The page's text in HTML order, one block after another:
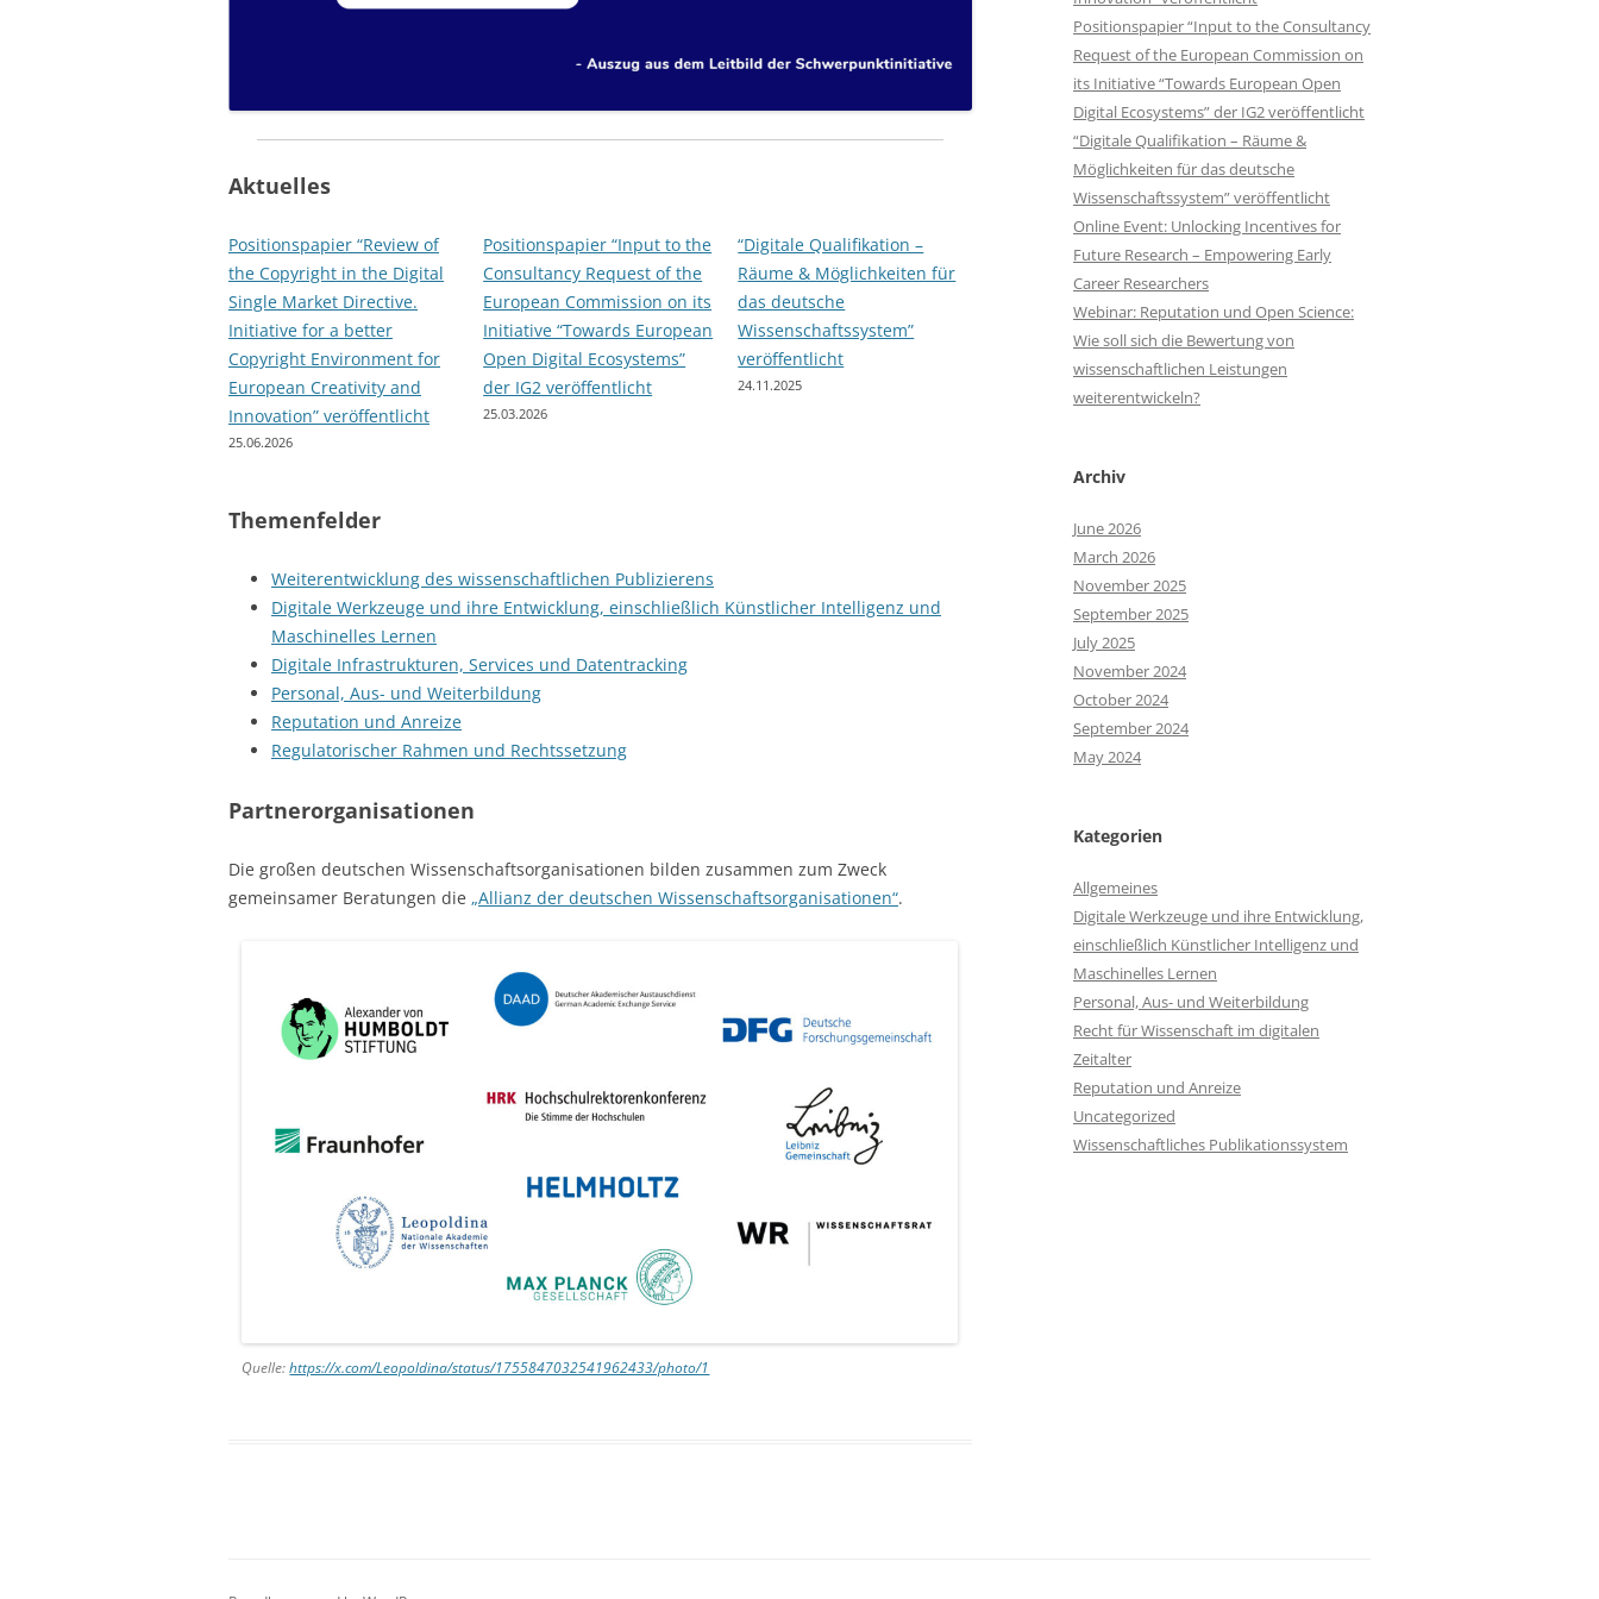
WEITERBILDUNG
Aktuelles
Positionspapier “Review of
the Copyright in the Digital
Single Market Directive.
Initiative for a better
Copyright Environment for
European Creativity and
Innovation” veröffentlicht
25.06.2026
Positionspapier “Input to the
Consultancy Request of the
European Commission on its
Initiative “Towards European
Open Digital Ecosystems”
der IG2 veröffentlicht
25.03.2026
“Digitale Qualifikation –
Räume & Möglichkeiten für
das deutsche
Wissenschaftssystem”
veröffentlicht
24.11.2025
Themenfelder
Weiterentwicklung des wissenschaftlichen Publizierens
Digitale Werkzeuge und ihre Entwicklung, einschließlich Künstlicher Intelligenz und
Maschinelles Lernen
Digitale Infrastrukturen, Services und Datentracking
Personal, Aus- und Weiterbildung
Reputation und Anreize
Regulatorischer Rahmen und Rechtssetzung
Partnerorganisationen
Die großen deutschen Wissenschaftsorganisationen bilden zusammen zum Zweck
gemeinsamer Beratungen die „Allianz der deutschen Wissenschaftsorganisationen“.
Quelle:https://x.com/Leopoldina/status/1755847032541962433/photo/1
Positionspapier “Input to the Consultancy
Request of the European Commission on
its Initiative “Towards European Open
Digital Ecosystems” der IG2 veröffentlicht
“Digitale Qualifikation – Räume &
Möglichkeiten für das deutsche
Wissenschaftssystem” veröffentlicht
Online Event: Unlocking Incentives for
Future Research – Empowering Early
Career Researchers
Webinar: Reputation und Open Science:
Wie soll sich die Bewertung von
wissenschaftlichen Leistungen
weiterentwickeln?
Archiv
June 2026
March 2026
November 2025
September 2025
July 2025
November 2024
October 2024
September 2024
May 2024
Kategorien
Allgemeines
Digitale Werkzeuge und ihre Entwicklung,
einschließlich Künstlicher Intelligenz und
Maschinelles Lernen
Personal, Aus- und Weiterbildung
Recht für Wissenschaft im digitalen
Zeitalter
Reputation und Anreize
Uncategorized
Wissenschaftliches Publikationssystem